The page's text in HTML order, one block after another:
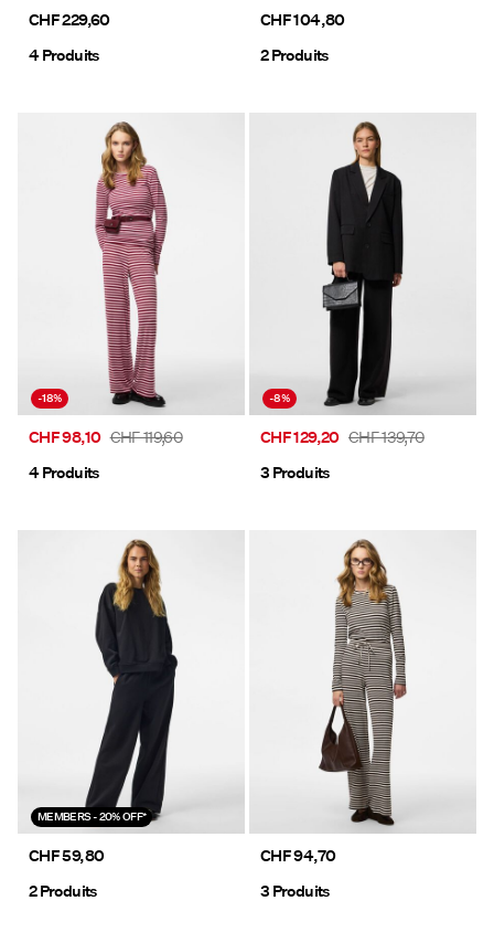
CHF 229,60
4 Produits
CHF 104,80
2 Produits
-18%
CHF 98,10 CHF 119,60
4 Produits
-8%
CHF 129,20 CHF 139,70
3 Produits
MEMBERS - 20% OFF*
CHF 59,80
2 Produits
CHF 94,70
3 Produits